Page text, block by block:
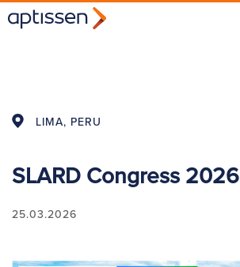
LIMA, PERU
SLARD Congress 2026
25.03.2026